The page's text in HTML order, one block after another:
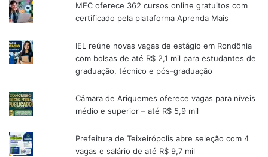
MEC oferece 362 cursos online gratuitos com
certificado pela plataforma Aprenda Mais
IEL reúne novas vagas de estágio em Rondônia
com bolsas de até R$ 2,1 mil para estudantes de
graduação, técnico e pós-graduação
Câmara de Ariquemes oferece vagas para níveis
médio e superior – até R$ 5,9 mil
Prefeitura de Teixeirópolis abre seleção com 4
vagas e salário de até R$ 9,7 mil